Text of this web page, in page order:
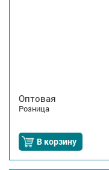
Оптовая
Розница
В корзину